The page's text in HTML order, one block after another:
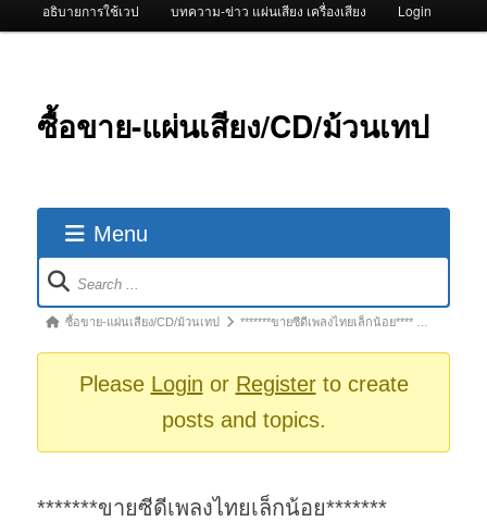
อธิบายการใช้เวป บทความ-ข่าว แผ่นเสียง เครื่องเสียง Login
ซื้อขาย-แผ่นเสียง/CD/ม้วนเทป
Menu
Forum
Navigation
Forumซื้อขาย-แผ่นเสียง/CD/ม้วนเทป *******ขายซีดีเพลงไทยเล็กน้อย**** …
Please Login or Registerto create
posts and topics.
*******ขายซีดีเพลงไทยเล็กน้อย*******